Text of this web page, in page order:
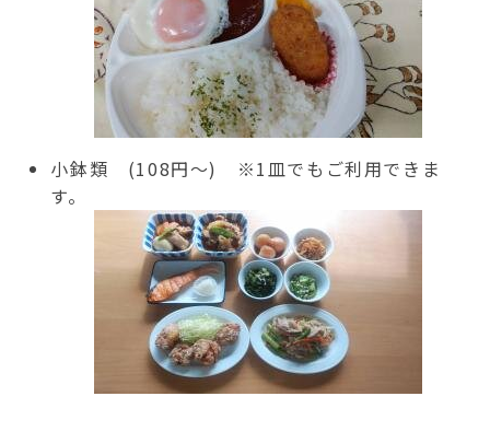
小鉢類 (108円～) ※1皿でもご利用できま
す。